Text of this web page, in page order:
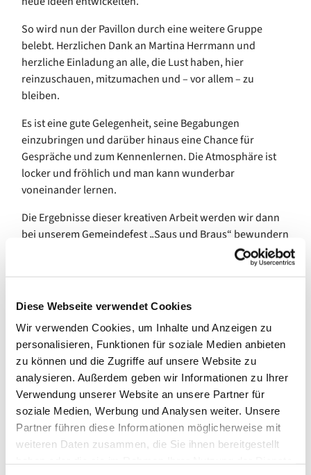
Diese Webseite verwendet Cookies
Wir verwenden Cookies, um Inhalte und Anzeigen zu
personalisieren, Funktionen für soziale Medien anbieten
zu können und die Zugriffe auf unsere Website zu
analysieren. Außerdem geben wir Informationen zu Ihrer
Verwendung unserer Website an unsere Partner für
soziale Medien, Werbung und Analysen weiter. Unsere
Partner führen diese Informationen möglicherweise mit
weiteren Daten zusammen, die Sie ihnen bereitgestellt
So wird nun der Pavillon durch eine weitere Gruppe
belebt. Herzlichen Dank an Martina Herrmann und
herzliche Einladung an alle, die Lust haben, hier
reinzuschauen, mitzumachen und – vor allem – zu
bleiben.
Es ist eine gute Gelegenheit, seine Begabungen
einzubringen und darüber hinaus eine Chance für
Gespräche und zum Kennenlernen. Die Atmosphäre ist
locker und fröhlich und man kann wunderbar
voneinander lernen.
Die Ergebnisse dieser kreativen Arbeit werden wir dann
bei unserem Gemeindefest „Saus und Braus“ bewundern
und auch erwerben können. Wir sind gespannt. Wie
schön, dass diese wunderbare Tradition nun weitergeht!